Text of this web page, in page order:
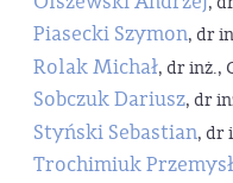
Piasecki Szymon, dr
Rolak Michał, dr inż.,
Sobczuk Dariusz, dr
Styński Sebastian, dr
Trochimiuk